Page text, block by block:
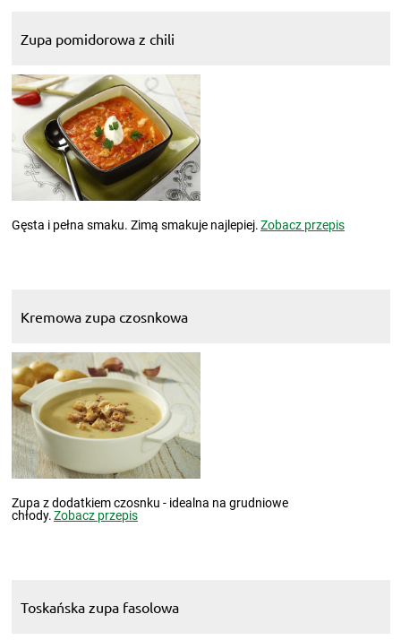
Zupa pomidorowa z chili
Gęsta i pełna smaku. Zimą smakuje najlepiej.Zobacz przepis
Kremowa zupa czosnkowa
Zupa z dodatkiem czosnku - idealna na grudniowe
chłody.Zobacz przepis
Toskańska zupa fasolowa